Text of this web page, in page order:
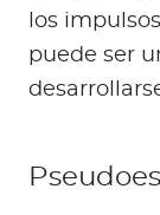
los
puede ser